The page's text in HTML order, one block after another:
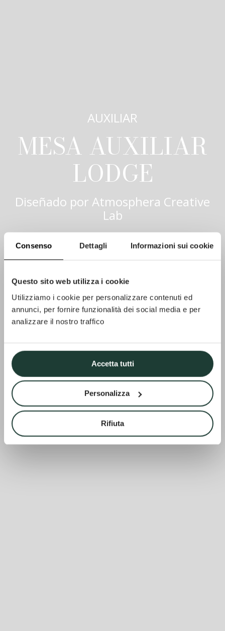
Consenso Dettagli Informazioni sui cookie
Questo sito web utilizza i cookie
Utilizziamo i cookie per personalizzare contenuti ed
annunci, per fornire funzionalità dei social media e per
analizzare il nostro traffico
Accetta tutti
Personalizza
Rifiuta
AUXILIAR
MESA AUXILIAR
LODGE
Diseñado por Atmosphera Creative
Lab